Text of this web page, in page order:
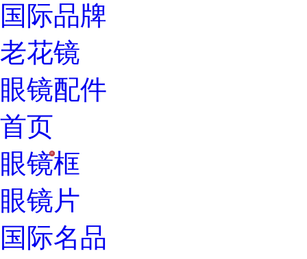
国际品牌
老花镜
眼镜配件
首页
H
眼镜框
眼镜片
国际名品